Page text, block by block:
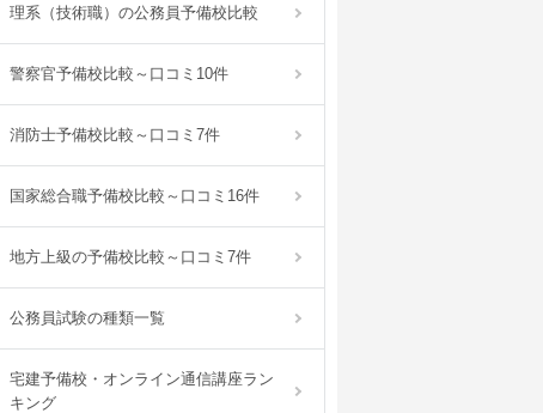
理系（技術職）の公務員予備校比較
警察官予備校比較～口コミ10件
消防士予備校比較～口コミ7件
国家総合職予備校比較～口コミ16件
地方上級の予備校比較～口コミ7件
公務員試験の種類一覧
宅建予備校・オンライン通信講座ラン
キング